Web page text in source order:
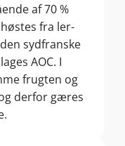
af 70 %
fra ler-
sydfranske
AOC. I
frugten og
derfor gæres